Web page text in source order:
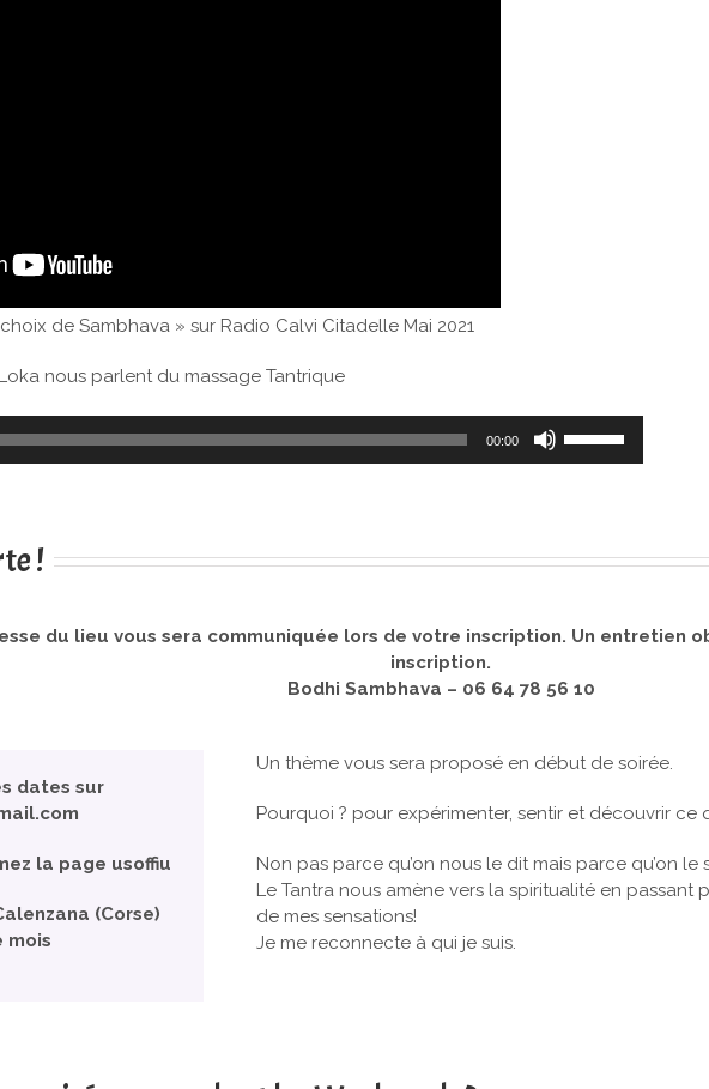
de Sambhava » sur Radio Calvi Citadelle Mai 2021
nous parlent du massage Tantrique
00:00
augmenter
le
!
du lieu vous sera communiquée lors de votre inscription. Un entretien
inscription.
Bodhi Sambhava – 06 64 78 56 10
dates sur
la page usoffiu
(Corse)
mois
Un thème vous sera proposé en début de soirée.
Pourquoi ? pour expérimenter, sentir et découvrir ce
Non pas parce qu’on nous le dit mais parce qu’on le
Le Tantra nous amène vers la spiritualité en
de mes sensations!
Je me reconnecte à qui je suis.